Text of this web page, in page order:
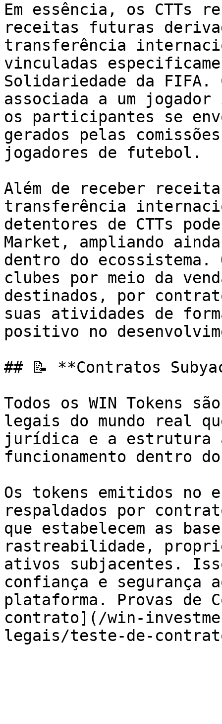
Em essência, os CTTs
receitas futuras
transferência
vinculadas
Solidariedade da FIFA.
associada a um
os participantes se
gerados pelas
jogadores de futebol.
Além de receber
transferência
detentores de CTTs
Market, ampliando
dentro do ecossistema.
clubes por meio da
destinados, por
suas atividades de
positivo no
## 📝 **Contratos
Todos os WIN Tokens
legais do mundo real
jurídica e a estrutura
funcionamento dentro
Os tokens emitidos no
respaldados por
que estabelecem as
rastreabilidade,
ativos subjacentes.
confiança e segurança
plataforma. Provas de
contrato](/win-